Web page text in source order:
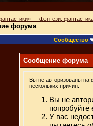
— фэнтези,
форума
Сообщество
Сообщение форума
Вы не авторизованы на
нескольких причин:
Вы не
попробуйте
У вас